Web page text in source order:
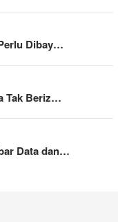
Dibay…
Tak Beriz…
Data dan…